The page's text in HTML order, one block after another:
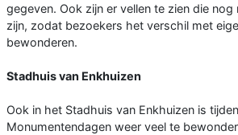
gegeven. Ook zijn er vellen te zien die nog
zijn, zodat bezoekers het verschil met
bewonderen.
Stadhuis van Enkhuizen
Ook in het Stadhuis van Enkhuizen is
Monumentendagen weer veel te